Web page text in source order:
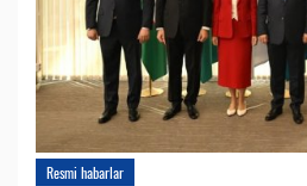
Resmi habarlar